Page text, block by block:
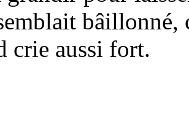
bâillonné,
crie aussi fort.